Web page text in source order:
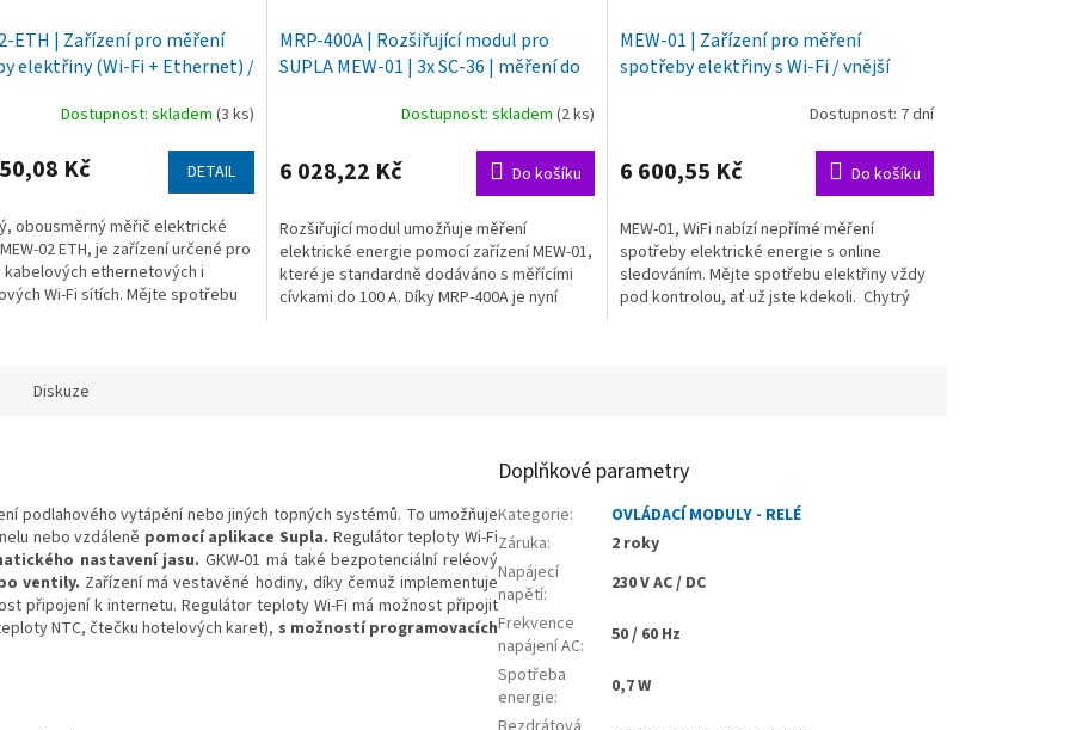
ETH | Zařízení pro měření
elektřiny (Wi-Fi + Ethernet) /
Dostupnost: skladem (3 ks)
Kč DETAIL
obousměrný měřič elektrické
02 ETH, je zařízení určené pro
ethernetových i
Wi-Fi sítích. Mějte spotřebu
MRP-400A | Rozšiřující modul pro
SUPLA MEW-01 | 3x SC-36 | měření do
Dostupnost: skladem (2 ks)
6 028,22 Kč Do košíku
Rozšiřující modul umožňuje měření
elektrické energie pomocí zařízení MEW-01,
které je standardně dodáváno s měřícími
cívkami do 100 A. Díky MRP-400A je nyní
MEW-01 | Zařízení pro měření
spotřeby elektřiny s Wi-Fi / vnější
produktu
je
z
5
hvězdiček.
Dostupnost: 7 dní
6 600,55 Kč Do košíku
MEW-01, WiFi nabízí nepřímé měření
spotřeby elektrické energie s online
sledováním. Mějte spotřebu elektřiny vždy
pod kontrolou, ať už jste kdekoli. Chytrý
Diskuze
podlahového vytápění nebo jiných topných systémů. To umožňuje
nebo vzdáleně pomocí aplikace Supla. Regulátor teploty Wi-Fi
nastavení jasu. GKW-01 má také bezpotenciální reléový
ventily. Zařízení má vestavěné hodiny, díky čemuž implementuje
připojení k internetu. Regulátor teploty Wi-Fi má možnost připojit
NTC, čtečku hotelových karet), s možností programovacích
Doplňkové parametry
Kategorie:
OVLÁDACÍ MODULY - RELÉ
Záruka:
2 roky
Napájecí
napětí:
230 V AC / DC
Frekvence
napájení AC:
50 / 60 Hz
Spotřeba
energie:
0,7 W